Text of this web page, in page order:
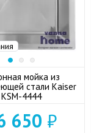
мойка из
стали Kaiser
KSM-4444
650 ₽